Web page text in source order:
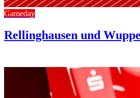
Gameday
Rellinghausen und